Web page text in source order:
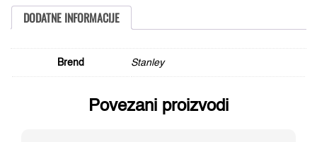
DODATNE INFORMACIJE
Brend Stanley
Povezani proizvodi